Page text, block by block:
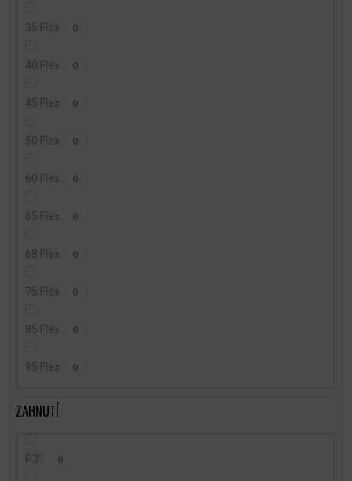
35 Flex 0
40 Flex 0
45 Flex 0
50 Flex 0
60 Flex 0
65 Flex 0
68 Flex 0
75 Flex 0
85 Flex 0
95 Flex 0
ZAHNUTÍ
P31 0